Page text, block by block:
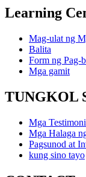
Learning
Mag-ulat ng
Balita
Form ng Pag-
Mga gamit
TUNGKOL
Mga
Mga Halaga
Pagsunod at
kung sino tayo